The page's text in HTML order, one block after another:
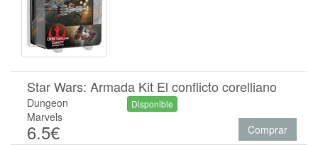
Star Wars: Armada Kit El conflicto corelliano
Dungeon
Marvels
6.5€
Disponible
Comprar